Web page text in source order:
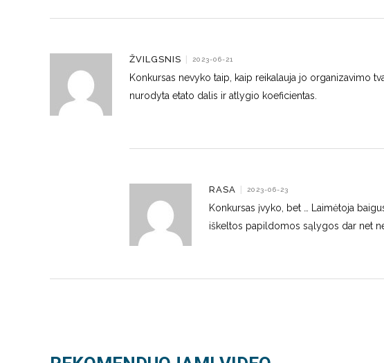
ŽVILGSNIS | 2023-06-21
Konkursas nevyko taip, kaip reikalauja jo organizavimo
nurodyta etato dalis ir atlygio koeficientas.
RASA | 2023-06-23
Konkursas įvyko, bet … Laimėtoja
iškeltos papildomos sąlygos dar net